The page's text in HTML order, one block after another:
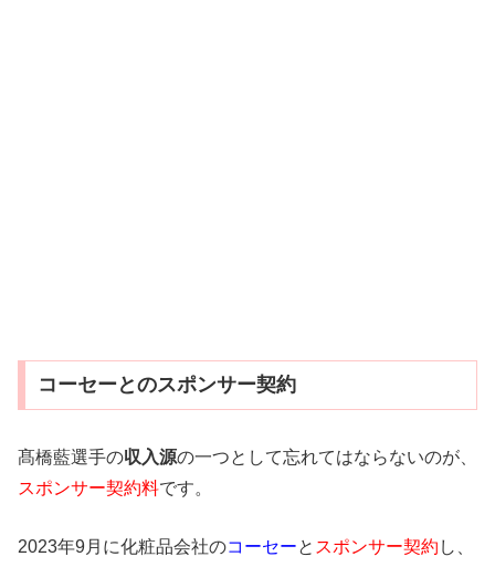
コーセーとのスポンサー契約
髙橋藍選手の収入源の一つとして忘れてはならないのが、
スポンサー契約料です。
2023年9月に化粧品会社のコーセーと スポンサー契約 し、